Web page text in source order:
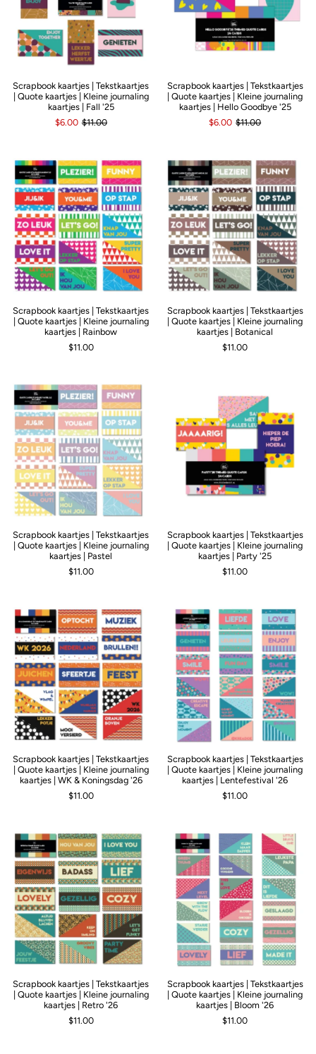
Scrapbook kaartjes | Tekstkaartjes
| Quote kaartjes | Kleine journaling
kaartjes | Fall '25
$6.00 $11.00
Scrapbook kaartjes | Tekstkaartjes
| Quote kaartjes | Kleine journaling
kaartjes | Hello Goodbye '25
$6.00 $11.00
Scrapbook kaartjes | Tekstkaartjes
| Quote kaartjes | Kleine journaling
kaartjes | Rainbow
$11.00
Scrapbook kaartjes | Tekstkaartjes
| Quote kaartjes | Kleine journaling
kaartjes | Botanical
$11.00
Scrapbook kaartjes | Tekstkaartjes
| Quote kaartjes | Kleine journaling
kaartjes | Pastel
$11.00
Scrapbook kaartjes | Tekstkaartjes
| Quote kaartjes | Kleine journaling
kaartjes | Party '25
$11.00
Scrapbook kaartjes | Tekstkaartjes
| Quote kaartjes | Kleine journaling
kaartjes | WK & Koningsdag '26
$11.00
Scrapbook kaartjes | Tekstkaartjes
| Quote kaartjes | Kleine journaling
kaartjes | Lentefestival '26
$11.00
Scrapbook kaartjes | Tekstkaartjes
| Quote kaartjes | Kleine journaling
kaartjes | Retro '26
$11.00
Scrapbook kaartjes | Tekstkaartjes
| Quote kaartjes | Kleine journaling
kaartjes | Bloom '26
$11.00